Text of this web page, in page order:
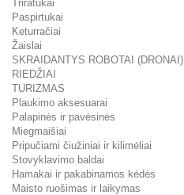
Triratukai
Paspirtukai
Keturračiai
Žaislai
SKRAIDANTYS ROBOTAI (DRONAI)
RIEDŽIAI
TURIZMAS
Plaukimo aksesuarai
Palapinės ir pavėsinės
Miegmaišiai
Pripučiami čiužiniai ir kilimėliai
Stovyklavimo baldai
Hamakai ir pakabinamos kėdės
Maisto ruošimas ir laikymas